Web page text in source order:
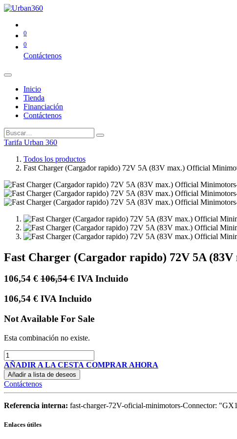
0
0
Contáctenos
Inicio
Tienda
Financiación
Contáctenos
Tarifa Urban 360
Todos los productos
Fast Charger (Cargador rapido) 72V 5A (83V max.) Official
Fast Charger (Cargador rapido) 72V 5A
106,54 € 106,54€ IVA Incluido
106,54 € IVA Incluido
Not Available For Sale
Esta combinación no existe.
AÑADIR A LA CESTA COMPRAR AHORA
Añadir a lista de deseos
Contáctenos
Referencia interna: fast-charger-72V-oficial-minimotors-Connector:
Enlaces útiles